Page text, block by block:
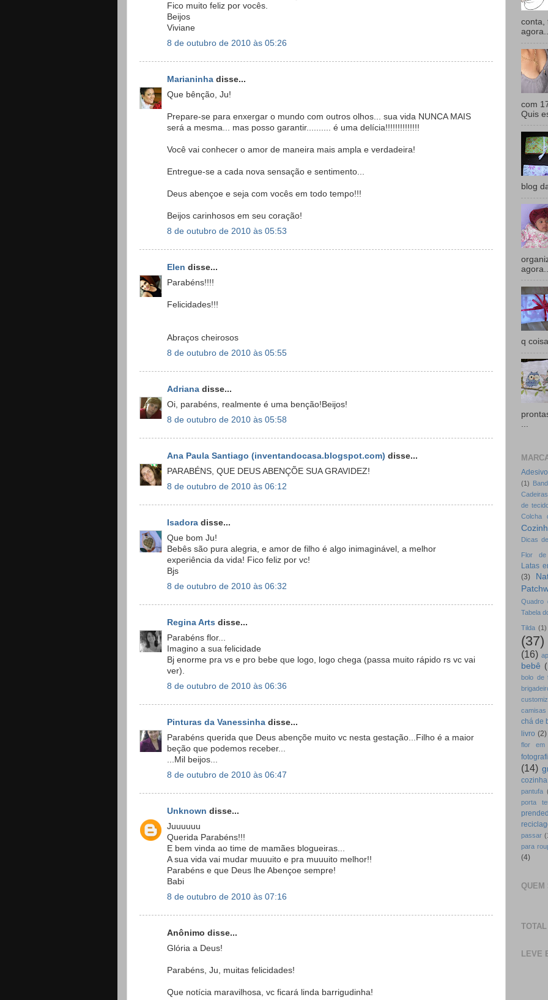
Fico muito feliz por vocês.
Beijos
Viviane
8 de outubro de 2010 às 05:26
Marianinha disse...
Que bênção, Ju!
Prepare-se para enxergar o mundo com outros olhos... sua vida NUNCA MAIS
será a mesma... mas posso garantir.......... é uma delícia!!!!!!!!!!!!!!
Você vai conhecer o amor de maneira mais ampla e verdadeira!
Entregue-se a cada nova sensação e sentimento...
Deus abençoe e seja com vocês em todo tempo!!!
Beijos carinhosos em seu coração!
8 de outubro de 2010 às 05:53
Elen disse...
Parabéns!!!!
Felicidades!!!
Abraços cheirosos
8 de outubro de 2010 às 05:55
Adriana disse...
Oi, parabéns, realmente é uma benção!Beijos!
8 de outubro de 2010 às 05:58
Ana Paula Santiago (inventandocasa.blogspot.com) disse...
PARABÉNS, QUE DEUS ABENÇÕE SUA GRAVIDEZ!
8 de outubro de 2010 às 06:12
Isadora disse...
Que bom Ju!
Bebês são pura alegria, e amor de filho é algo inimaginável, a melhor
experiência da vida! Fico feliz por vc!
Bjs
8 de outubro de 2010 às 06:32
Regina Arts disse...
Parabéns flor...
Imagino a sua felicidade
Bj enorme pra vs e pro bebe que logo, logo chega (passa muito rápido rs vc vai
ver).
8 de outubro de 2010 às 06:36
Pinturas da Vanessinha disse...
Parabéns querida que Deus abençõe muito vc nesta gestação...Filho é a maior
beção que podemos receber...
...Mil beijos...
8 de outubro de 2010 às 06:47
Unknown disse...
Juuuuuu
Querida Parabéns!!!
E bem vinda ao time de mamães blogueiras...
A sua vida vai mudar muuuito e pra muuuito melhor!!
Parabéns e que Deus lhe Abençoe sempre!
Babi
8 de outubro de 2010 às 07:16
Anônimo disse...
Glória a Deus!
Parabéns, Ju, muitas felicidades!
Que notícia maravilhosa, vc ficará linda barrigudinha!
conta,
com
Quis
blog
q
Adesivo
(1)
de
Colcha
Dicas
Flor de
Latas
(3)
Quadro
Tabela
Tilda (1)
(37)
(16)
bebê
bolo de
camisas
chá de
livro (2)
flor em
(14)
cozinha
pantufa
porta
passar
para
(4)
QUEM
LEVE